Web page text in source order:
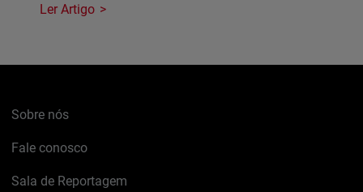
Ler Artigo
Sobre nós
Fale conosco
Sala de Reportagem